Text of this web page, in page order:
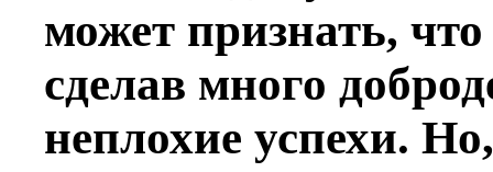
может признать,
сделав много
неплохие успехи.